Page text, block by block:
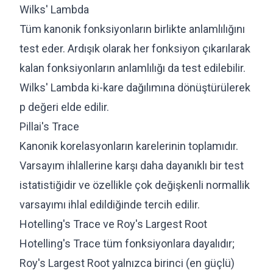
Wilks' Lambda
Tüm kanonik fonksiyonların birlikte anlamlılığını
test eder. Ardışık olarak her fonksiyon çıkarılarak
kalan fonksiyonların anlamlılığı da test edilebilir.
Wilks' Lambda ki-kare dağılımına dönüştürülerek
p değeri elde edilir.
Pillai's Trace
Kanonik korelasyonların karelerinin toplamıdır.
Varsayım ihlallerine karşı daha dayanıklı bir test
istatistiğidir ve özellikle çok değişkenli normallik
varsayımı ihlal edildiğinde tercih edilir.
Hotelling's Trace ve Roy's Largest Root
Hotelling's Trace tüm fonksiyonlara dayalıdır;
Roy's Largest Root yalnızca birinci (en güçlü)